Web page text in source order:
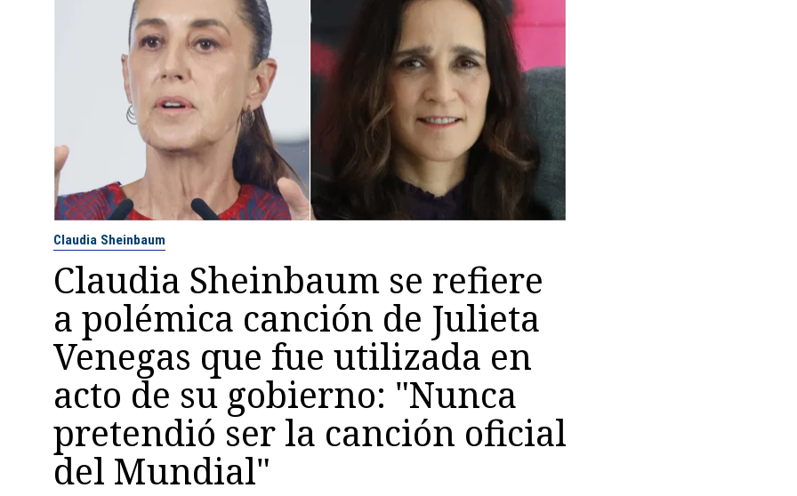
Claudia Sheinbaum
Claudia Sheinbaum se refiere
a polémica canción de Julieta
Venegas que fue utilizada en
acto de su gobierno: "Nunca
pretendió ser la canción oficial
del Mundial"